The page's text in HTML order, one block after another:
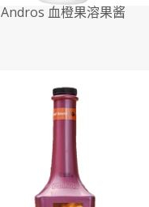
Andros 血橙果溶果酱